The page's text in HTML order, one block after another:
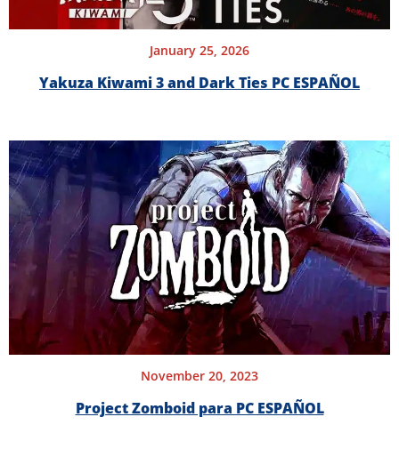
January 25, 2026
Yakuza Kiwami 3 and Dark Ties PC ESPAÑOL
November 20, 2023
Project Zomboid para PC ESPAÑOL